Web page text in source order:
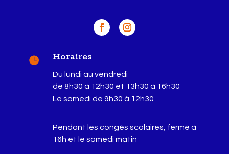
 Horaires
Du lundi au vendredi
de 8h30 à 12h30 et 13h30 à 16h30
Le samedi de 9h30 à 12h30
Pendant les congés scolaires, fermé à
16h et le samedi matin